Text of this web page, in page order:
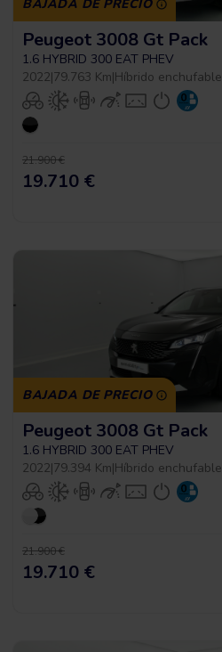
BAJADA DE PRECIO
Peugeot 3008 Gt Pack
1.6 HYBRID 300 EAT PHEV
2022|79.763 Km|Híbrido enchufable
21.900 €
19.710 €
BAJADA DE PRECIO
Peugeot 3008 Gt Pack
1.6 HYBRID 300 EAT PHEV
2022|79.394 Km|Híbrido enchufable
21.900 €
19.710 €